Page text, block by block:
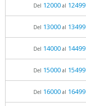
Del 12000al 12499
Del 13000al 13499
Del 14000al 14499
Del 15000al 15499
Del 16000al 16499